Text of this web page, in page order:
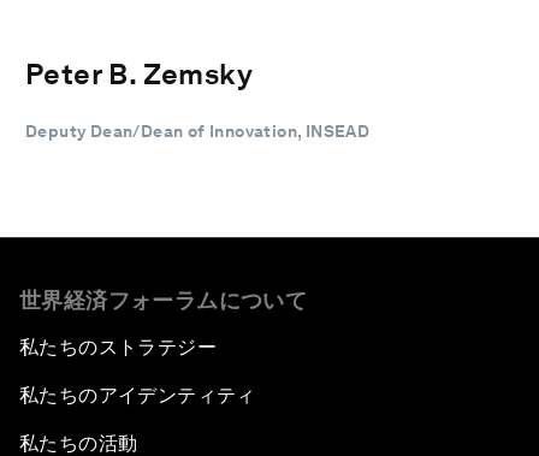
Peter B. Zemsky
Deputy Dean/Dean of Innovation, INSEAD
世界経済フォーラムについて
私たちのストラテジー
私たちのアイデンティティ
私たちの活動